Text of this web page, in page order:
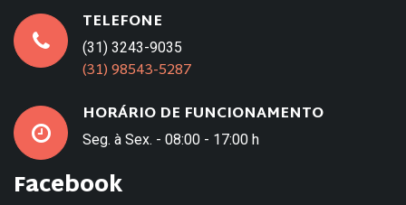
TELEFONE
(31) 3243-9035
(31) 98543-5287
HORÁRIO DE FUNCIONAMENTO
Seg. à Sex. - 08:00 - 17:00 h
Facebook